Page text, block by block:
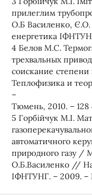
прилеглим
О.Б Василенко, Є.О.
енергетика
4 Белов М.С.
трехвальных
соискание степени
Теплофизика и
–
Тюмень, 2010. – 128
5 Горбійчук М.І.
автоматичного
природного газу /
О.Б.Василенко //
ІФНТУНГ. – 2009. –